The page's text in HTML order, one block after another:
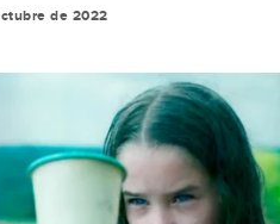
de 2022